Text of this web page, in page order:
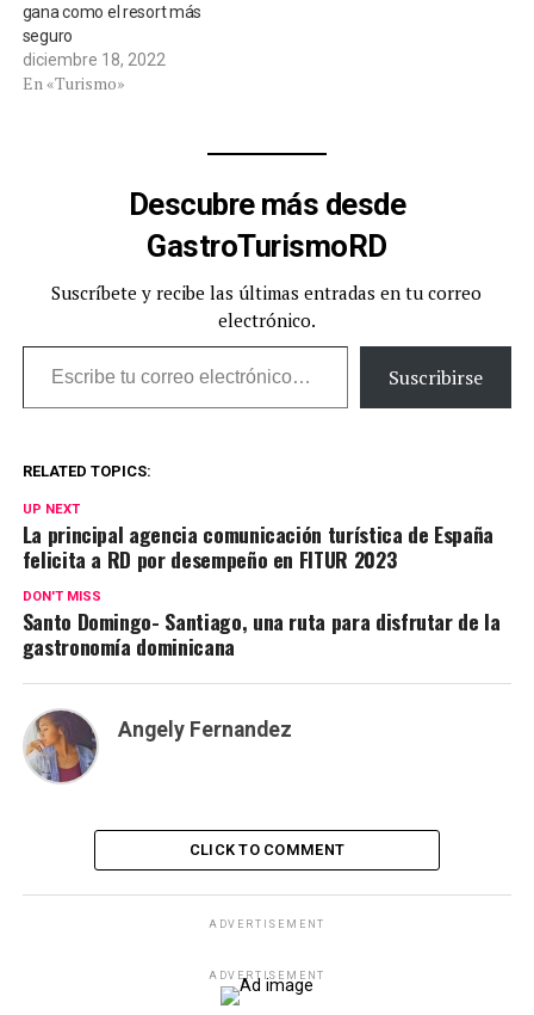
gana como el resort más
seguro
diciembre 18, 2022
En «Turismo»
Descubre más desde
GastroTurismoRD
Suscríbete y recibe las últimas entradas en tu correo
electrónico.
Escribe tu correo electrónico…
Suscribirse
RELATED TOPICS:
UP NEXT
La principal agencia comunicación turística de España
felicita a RD por desempeño en FITUR 2023
DON'T MISS
Santo Domingo- Santiago, una ruta para disfrutar de la
gastronomía dominicana
Angely Fernandez
CLICK TO COMMENT
ADVERTISEMENT
ADVERTISEMENT